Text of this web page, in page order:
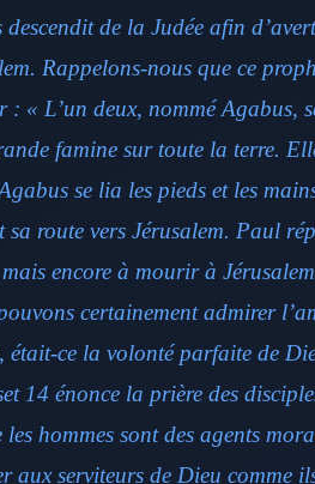
de la Judée afin
Rappelons-nous que ce
: « L’un deux, nommé Agabus,
famine sur toute la terre.
se lia les pieds et les
route vers Jérusalem. Paul
encore à mourir à
certainement admirer
était-ce la volonté parfaite de
14 énonce la prière des
les hommes sont des agents
aux serviteurs de Dieu comme